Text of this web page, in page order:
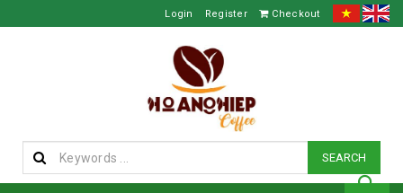
Login Register Checkout
SEARCH